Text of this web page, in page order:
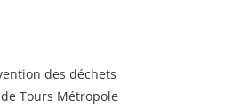
des déchets
Tours Métropole